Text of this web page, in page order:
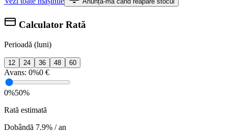
Calculator Rată
Perioadă (luni)
12 24 36 48 60
Avans: 0%0 €
0%50%
Rată estimată
Dobândă 7.9% / an